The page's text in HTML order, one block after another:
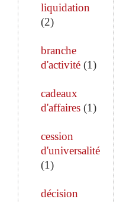
liquidation
(2)
branche
d'activité (1)
cadeaux
d'affaires (1)
cession
d'universalité
(1)
décision